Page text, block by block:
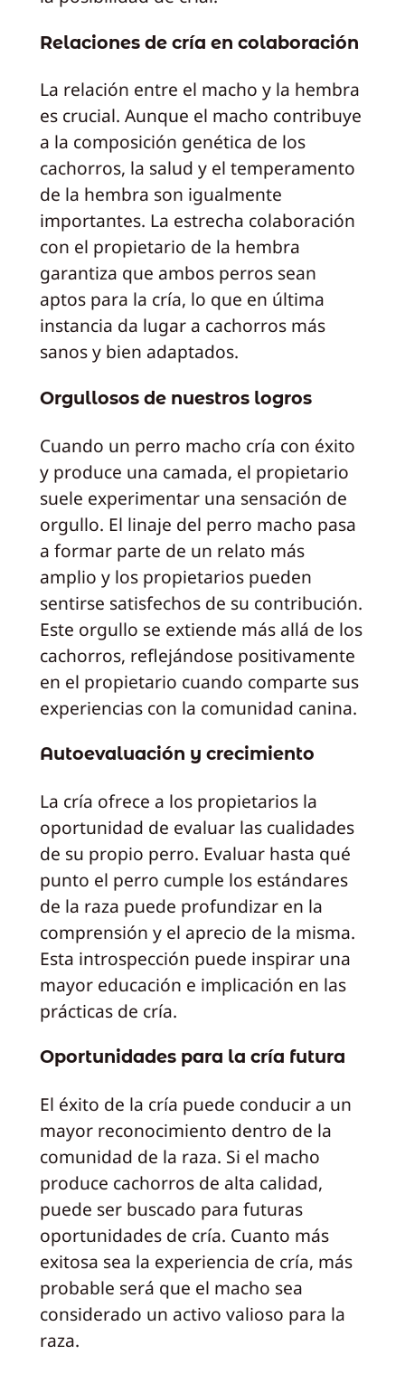
Relaciones de cría en colaboración
La relación entre el macho y la hembra
es crucial. Aunque el macho contribuye
a la composición genética de los
cachorros, la salud y el temperamento
de la hembra son igualmente
importantes. La estrecha colaboración
con el propietario de la hembra
garantiza que ambos perros sean
aptos para la cría, lo que en última
instancia da lugar a cachorros más
sanos y bien adaptados.
Orgullosos de nuestros logros
Cuando un perro macho cría con éxito
y produce una camada, el propietario
suele experimentar una sensación de
orgullo. El linaje del perro macho pasa
a formar parte de un relato más
amplio y los propietarios pueden
sentirse satisfechos de su contribución.
Este orgullo se extiende más allá de los
cachorros, reflejándose positivamente
en el propietario cuando comparte sus
experiencias con la comunidad canina.
Autoevaluación y crecimiento
La cría ofrece a los propietarios la
oportunidad de evaluar las cualidades
de su propio perro. Evaluar hasta qué
punto el perro cumple los estándares
de la raza puede profundizar en la
comprensión y el aprecio de la misma.
Esta introspección puede inspirar una
mayor educación e implicación en las
prácticas de cría.
Oportunidades para la cría futura
El éxito de la cría puede conducir a un
mayor reconocimiento dentro de la
comunidad de la raza. Si el macho
produce cachorros de alta calidad,
puede ser buscado para futuras
oportunidades de cría. Cuanto más
exitosa sea la experiencia de cría, más
probable será que el macho sea
considerado un activo valioso para la
raza.